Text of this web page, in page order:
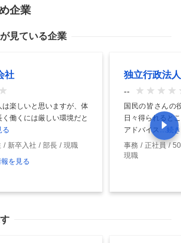
企業
見ている企業
社
楽しいと思いますが、体
働くには厳しい環境だと
る
新卒入社 部長
現職
を見る
独立行政法
--
国民の皆さんの
日々得られると
アドバイス …続
事務
正社員
現職